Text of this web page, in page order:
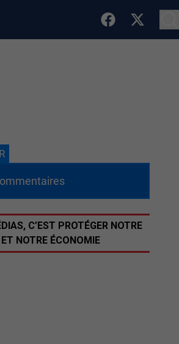
C’EST PROTÉGER NOTRE
NOTRE ÉCONOMIE